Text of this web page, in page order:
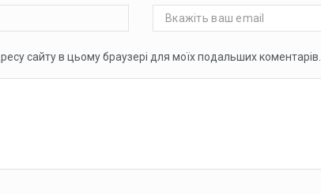
сайту в цьому браузері для моїх подальших коментарів.